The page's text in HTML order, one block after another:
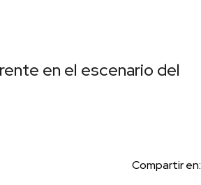
en el escenario del
Compartir en: